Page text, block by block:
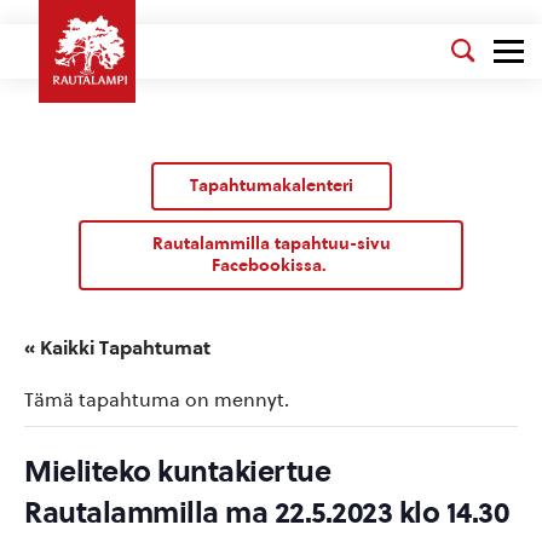
Tapahtumakalenteri
Rautalammilla tapahtuu-sivu
Facebookissa.
« Kaikki Tapahtumat
Tämä tapahtuma on mennyt.
Mieliteko kuntakiertue
Rautalammilla ma 22.5.2023 klo 14.30